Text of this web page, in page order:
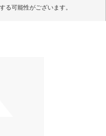
可能性がございます。